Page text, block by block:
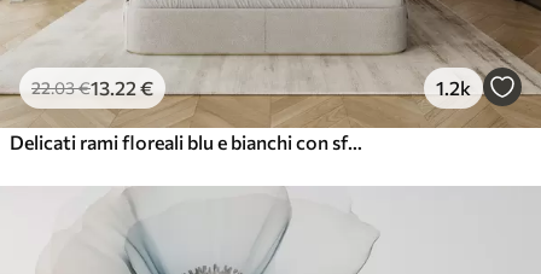
22.03€13 .22 € 1.2k
Delicati rami floreali blu e bianchi con sfondo acquerello morbido e sfocato